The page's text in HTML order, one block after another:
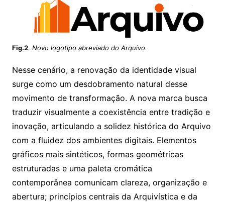
Fig.2. Novo logotipo abreviado do Arquivo.
Nesse cenário, a renovação da identidade visual
surge como um desdobramento natural desse
movimento de transformação. A nova marca busca
traduzir visualmente a coexistência entre tradição e
inovação, articulando a solidez histórica do Arquivo
com a fluidez dos ambientes digitais. Elementos
gráficos mais sintéticos, formas geométricas
estruturadas e uma paleta cromática
contemporânea comunicam clareza, organização e
abertura; princípios centrais da Arquivística e da